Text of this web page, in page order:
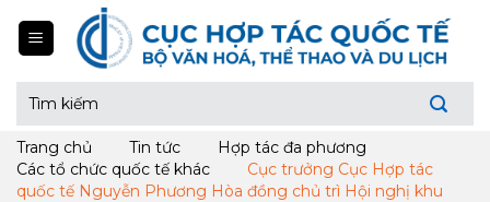
kiếm:
Trang chủ Tin tức
Hợp tác đa phương
Các tổ chức quốc tế khác
Cục trưởng Cục Hợp tác
quốc tế Nguyễn Phương Hòa đồng chủ trì Hội nghị khu